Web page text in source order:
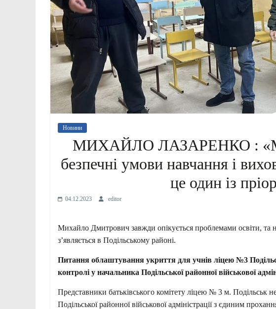
Новини
МИХАЙЛО ЛАЗАРЕНКО :
безпечні умови навчання і
це один із
04.12.2023 editor
Михайло Дмитрович завжди опікується проблемами освіти, та
з’являється в Подільському районі.
Питання облаштування укриття для учнів ліцею №3
контролі у начальника Подільської районної військової
Представники батьківського комітету ліцею № 3 м. Подільськ
Подільської районної військової адміністрації з єдиним